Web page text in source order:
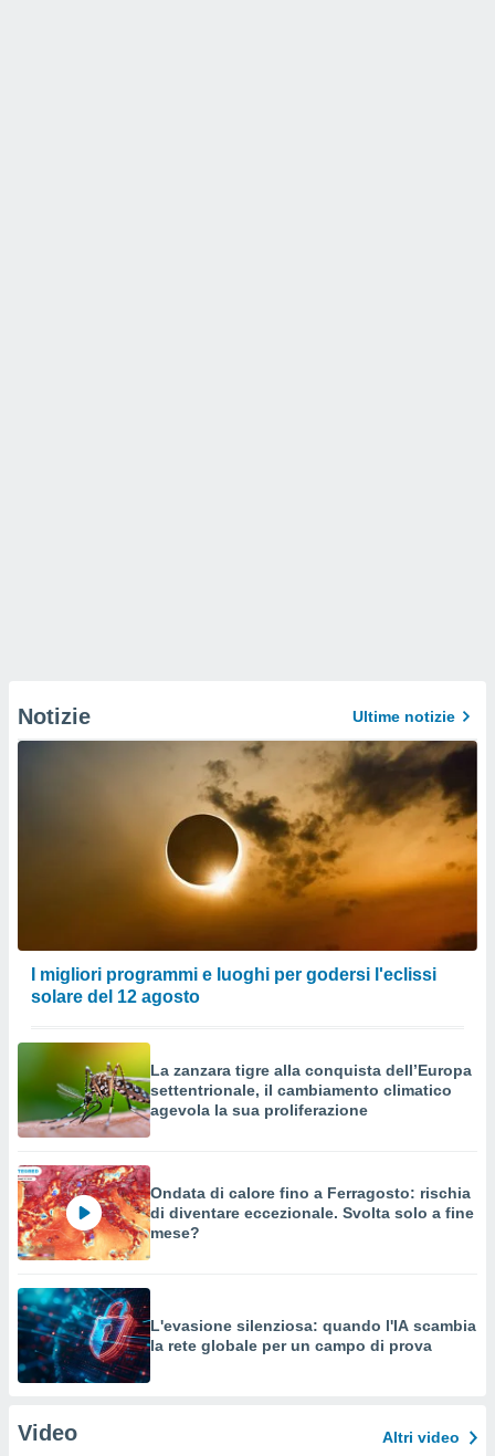
Notizie Ultime notizie
I migliori programmi e luoghi per godersi l'eclissi
solare del 12 agosto
La zanzara tigre alla conquista dell’Europa
settentrionale, il cambiamento climatico
agevola la sua proliferazione
Ondata di calore fino a Ferragosto: rischia
di diventare eccezionale. Svolta solo a fine
mese?
L'evasione silenziosa: quando l'IA scambia
la rete globale per un campo di prova
Video Altri video